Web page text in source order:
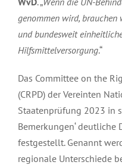
genommen wird,
und bundesweit
Hilfsmittelversorgung.“
Das Committee on the
(CRPD) der Vereinten
Staatenprüfung 2023 in
Bemerkungen‘ deutliche
festgestellt. Genannt
regionale Unterschiede